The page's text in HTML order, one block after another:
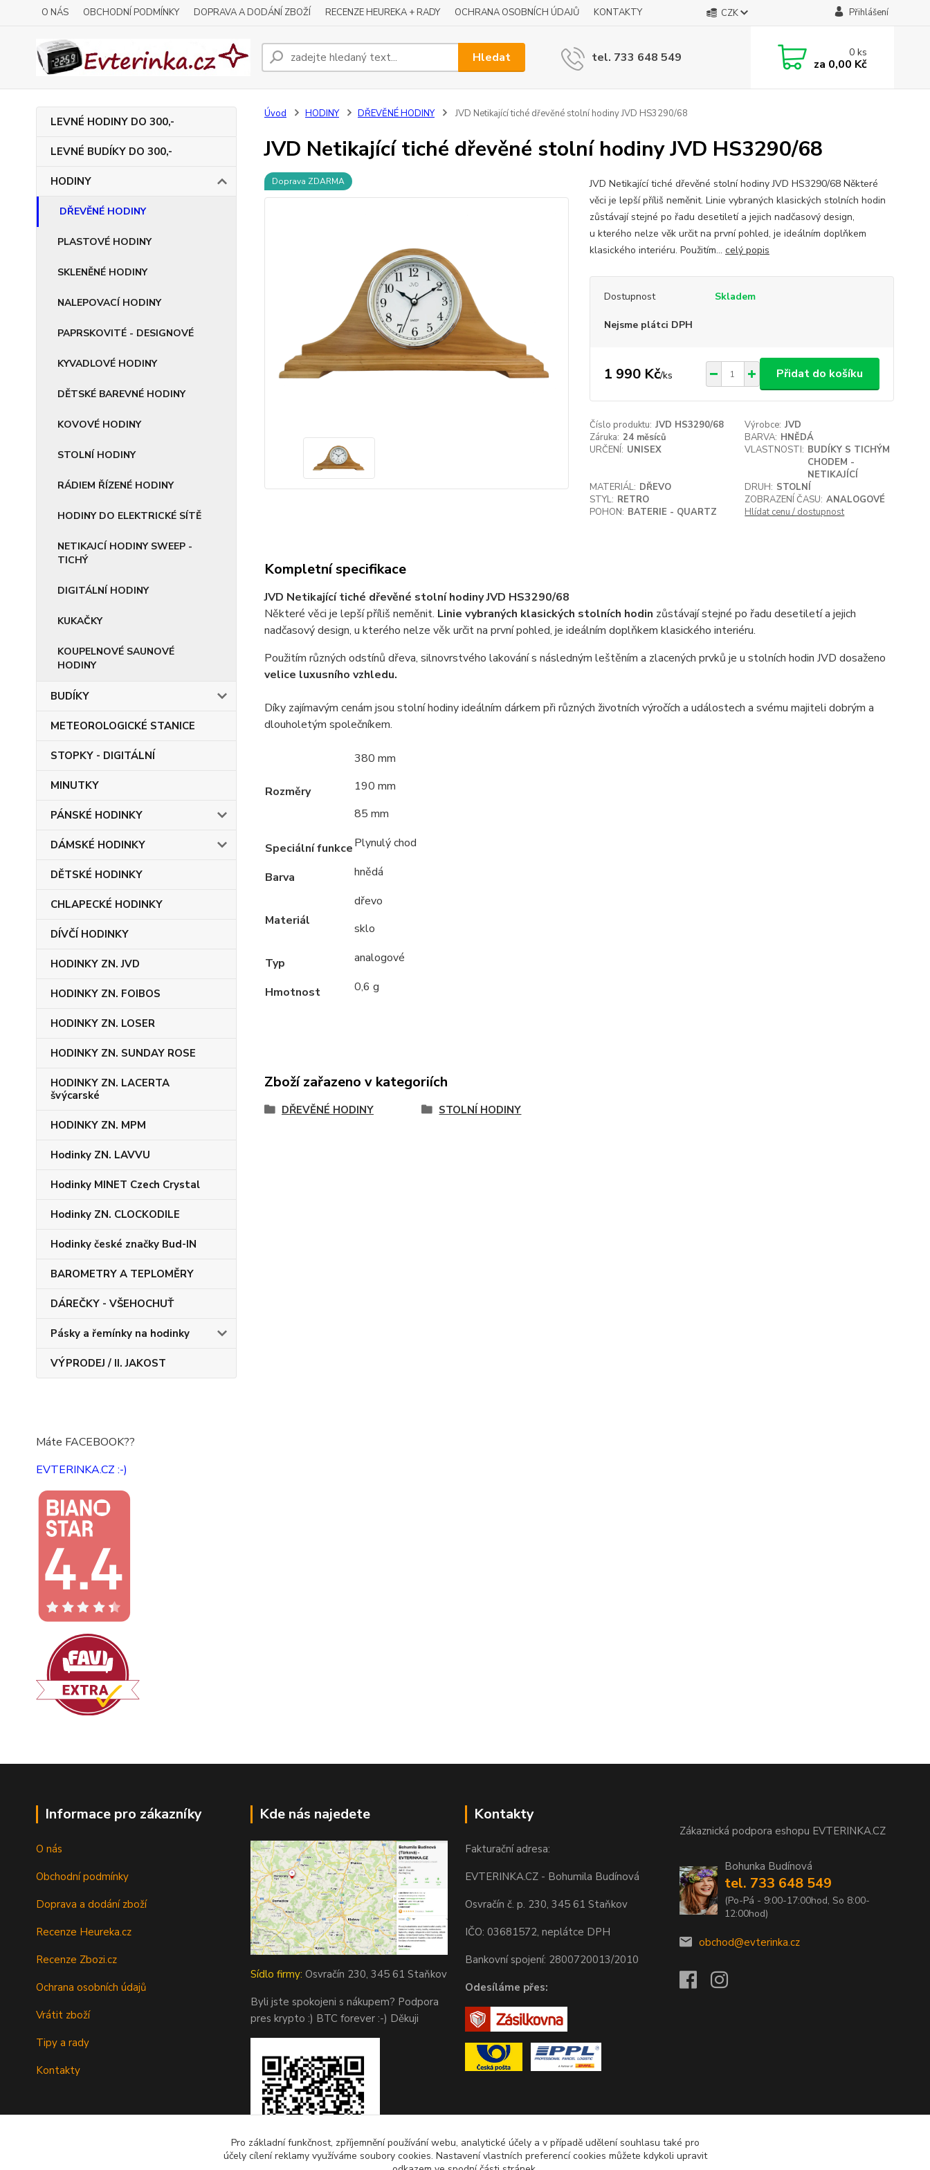
O NÁS OBCHODNÍ PODMÍNKY DOPRAVA A DODÁNÍ ZBOŽÍ RECENZE HEUREKA + RADY OCHRANA OSOBNÍCH ÚDAJŮ KONTAKTY CZK Přihlášení
Hledat tel. 733 648 549 0ks
za 0,00 Kč
LEVNÉ HODINY DO 300,-
LEVNÉ BUDÍKY DO 300,-
HODINY
DŘEVĚNÉ HODINY
PLASTOVÉ HODINY
SKLENĚNÉ HODINY
NALEPOVACÍ HODINY
PAPRSKOVITÉ - DESIGNOVÉ
KYVADLOVÉ HODINY
DĚTSKÉ BAREVNÉ HODINY
KOVOVÉ HODINY
STOLNÍ HODINY
RÁDIEM ŘÍZENÉ HODINY
HODINY DO ELEKTRICKÉ SÍTĚ
NETIKAJCÍ HODINY SWEEP -
TICHÝ
DIGITÁLNÍ HODINY
KUKAČKY
KOUPELNOVÉ SAUNOVÉ
HODINY
BUDÍKY
METEOROLOGICKÉ STANICE
STOPKY - DIGITÁLNÍ
MINUTKY
PÁNSKÉ HODINKY
DÁMSKÉ HODINKY
DĚTSKÉ HODINKY
CHLAPECKÉ HODINKY
DÍVČÍ HODINKY
HODINKY ZN. JVD
HODINKY ZN. FOIBOS
HODINKY ZN. LOSER
HODINKY ZN. SUNDAY ROSE
HODINKY ZN. LACERTA
švýcarské
HODINKY ZN. MPM
Hodinky ZN. LAVVU
Hodinky MINET Czech Crystal
Hodinky ZN. CLOCKODILE
Hodinky české značky Bud-IN
BAROMETRY A TEPLOMĚRY
DÁREČKY - VŠEHOCHUŤ
Pásky a řemínky na hodinky
VÝPRODEJ / II. JAKOST
Máte FACEBOOK??
EVTERINKA.CZ :-)
Úvod HODINY DŘEVĚNÉ HODINY JVD Netikající tiché dřevěné stolní hodiny JVD HS3290/68
JVD Netikající tiché dřevěné stolní hodiny JVD HS3290/68
Doprava ZDARMA
JVD Netikající tiché dřevěné stolní hodiny JVD HS3290/68 Některé
věci je lepší příliš neměnit. Linie vybraných klasických stolních hodin
zůstávají stejné po řadu desetiletí a jejich nadčasový design,
u kterého nelze věk určit na první pohled, je ideálním doplňkem
klasického interiéru. Použitím... celý popis
Dostupnost Skladem
Nejsme plátci DPH
1 990 Kč/ks Přidat do košíku
Číslo produktu: JVD HS3290/68 Výrobce: JVD
Záruka: 24 měsíců BARVA: HNĚDÁ
URČENÍ: UNISEX VLASTNOSTI: BUDÍKY S TICHÝM
CHODEM -
NETIKAJÍCÍ
MATERIÁL: DŘEVO DRUH: STOLNÍ
STYL: RETRO ZOBRAZENÍ ČASU: ANALOGOVÉ
POHON: BATERIE - QUARTZ Hlídat cenu / dostupnost
Kompletní specifikace
JVD Netikající tiché dřevěné stolní hodiny JVD HS3290/68
Některé věci je lepší příliš neměnit. Linie vybraných klasických stolních hodin zůstávají stejné po řadu desetiletí a jejich
nadčasový design, u kterého nelze věk určit na první pohled, je ideálním doplňkem klasického interiéru.
Použitím různých odstínů dřeva, silnovrstvého lakování s následným leštěním a zlacených prvků je u stolních hodin JVD dosaženo
velice luxusního vzhledu.
Díky zajímavým cenám jsou stolní hodiny ideálním dárkem při různých životních výročích a událostech a svému majiteli dobrým a
dlouholetým společníkem.
Rozměry
380 mm
190 mm
85 mm
Speciální funkcePlynulý chod
Barva hnědá
Materiál
dřevo
sklo
Typ analogové
Hmotnost 0,6 g
Zboží zařazeno v kategoriích
DŘEVĚNÉ HODINY STOLNÍ HODINY
Informace pro zákazníky
O nás
Obchodní podmínky
Doprava a dodání zboží
Recenze Heureka.cz
Recenze Zbozi.cz
Ochrana osobních údajů
Vrátit zboží
Tipy a rady
Kontakty
Kde nás najedete
Sídlo firmy: Osvračín 230, 345 61 Staňkov
Byli jste spokojeni s nákupem? Podpora
pres krypto :) BTC forever :-) Děkuji
Kontakty
Fakturační adresa:
EVTERINKA.CZ - Bohumila Budínová
Osvračín č. p. 230, 345 61 Staňkov
IČO: 03681572, neplátce DPH
Bankovní spojení: 2800720013/2010
Odesíláme přes:
Zákaznická podpora eshopu EVTERINKA.CZ
Bohunka Budínová
tel. 733 648 549
(Po-Pá - 9:00-17:00hod, So 8:00-
12:00hod)
obchod@evterinka.cz
Pro základní funkčnost, zpříjemnění používání webu, analytické účely a v případě udělení souhlasu také pro
účely cílení reklamy využíváme soubory cookies. Nastavení vlastních preferencí cookies můžete kdykoli upravit